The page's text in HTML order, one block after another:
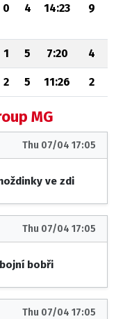
0 4 14:23 9
1 5 7:20 4
2 5 11:26 2
MG
Thu 07/04 17:05
ve zdi
Thu 07/04 17:05
bobři
Thu 07/04 17:05